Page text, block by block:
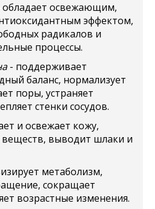
освежающим,
эффектом,
радикалов и
процессы.
- поддерживает
баланс, нормализует
поры, устраняет
стенки сосудов.
и освежает кожу,
выводит шлаки и
метаболизм,
сокращает
возрастные изменения.